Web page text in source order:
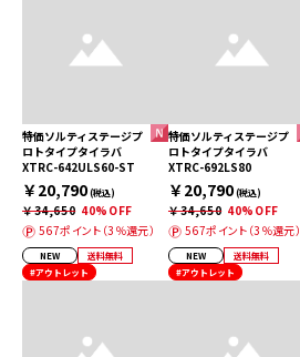
特価ソルティステージプ
ロトタイプタイラバ
XTRC-642ULS60-ST
￥20,790(税込)
￥34,650 40%OFF
567ポイント（3％還元）
NEW
送料無料
#アウトレット
特価ソルティステージプ
ロトタイプタイラバ
XTRC-692LS80
￥20,790(税込)
￥34,650 40%OFF
567ポイント（3％還元）
NEW
送料無料
#アウトレット